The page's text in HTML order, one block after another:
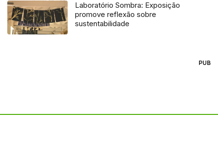
Laboratório Sombra: Exposição
promove reflexão sobre
sustentabilidade
PUB